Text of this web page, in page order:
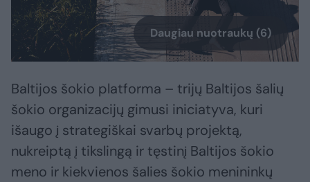
Daugiau nuotraukų (6)
Baltijos šokio platforma – trijų Baltijos šalių
šokio organizacijų gimusi iniciatyva, kuri
išaugo į strategiškai svarbų projektą,
nukreiptą į tikslingą ir tęstinį Baltijos šokio
meno ir kiekvienos šalies šokio menininkų